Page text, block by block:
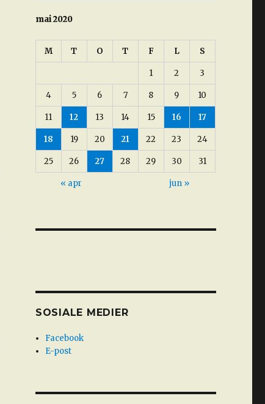
mai 2020
M T O T F L S
1 2 3
4 5 6 7 8 9 10
11 12 13 14 15 16 17
18 19 20 21 22 23 24
25 26 27 28 29 30 31
« apr jun »
SOSIALE MEDIER
Facebook
E-post